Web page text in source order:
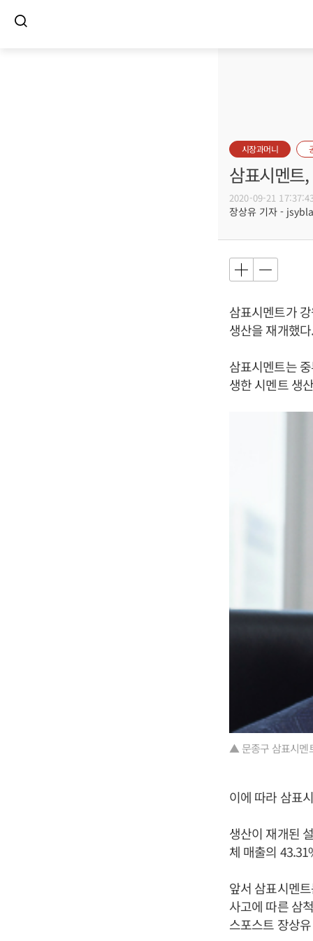
시장과머니
삼표시멘트
2020-09-21
장상유 기자 -
삼표시멘트가
생산을 재개했다.
삼표시멘트는
생한 시멘트 생
▲ 문종구 삼표시멘
이에 따라 삼표
생산이 재개된
체 매출의
앞서 삼표시멘
사고에 따른 삼
스포스트 장상